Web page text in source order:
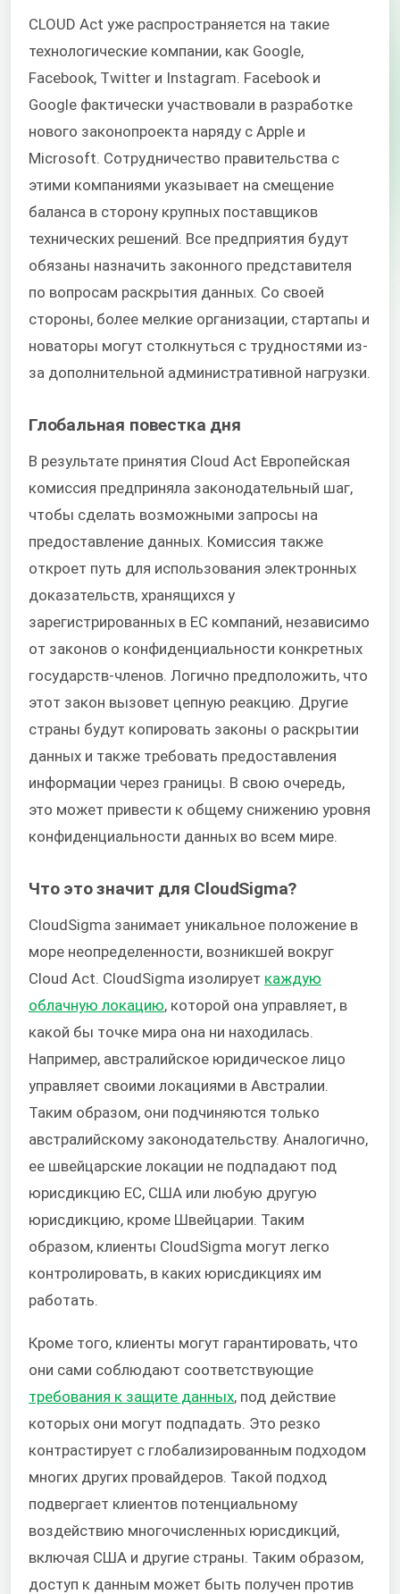
CLOUD Act уже распространяется на такие
технологические компании, как Google,
Facebook, Twitter и Instagram. Facebook и
Google фактически участвовали в разработке
нового законопроекта наряду с Apple и
Microsoft. Сотрудничество правительства с
этими компаниями указывает на смещение
баланса в сторону крупных поставщиков
технических решений. Все предприятия будут
обязаны назначить законного представителя
по вопросам раскрытия данных. Со своей
стороны, более мелкие организации, стартапы и
новаторы могут столкнуться с трудностями из-
за дополнительной административной нагрузки.
Глобальная повестка дня
В результате принятия Cloud Act Европейская
комиссия предприняла законодательный шаг,
чтобы сделать возможными запросы на
предоставление данных. Комиссия также
откроет путь для использования электронных
доказательств, хранящихся у
зарегистрированных в ЕС компаний, независимо
от законов о конфиденциальности конкретных
государств-членов. Логично предположить, что
этот закон вызовет цепную реакцию. Другие
страны будут копировать законы о раскрытии
данных и также требовать предоставления
информации через границы. В свою очередь,
это может привести к общему снижению уровня
конфиденциальности данных во всем мире.
Что это значит для CloudSigma?
CloudSigma занимает уникальное положение в
море неопределенности, возникшей вокруг
Cloud Act. CloudSigma изолирует каждую
облачную локацию, которой она управляет, в
какой бы точке мира она ни находилась.
Например, австралийское юридическое лицо
управляет своими локациями в Австралии.
Таким образом, они подчиняются только
австралийскому законодательству. Аналогично,
ее швейцарские локации не подпадают под
юрисдикцию ЕС, США или любую другую
юрисдикцию, кроме Швейцарии. Таким
образом, клиенты CloudSigma могут легко
контролировать, в каких юрисдикциях им
работать.
Кроме того, клиенты могут гарантировать, что
они сами соблюдают соответствующие
требования к защите данных, под действие
которых они могут подпадать. Это резко
контрастирует с глобализированным подходом
многих других провайдеров. Такой подход
подвергает клиентов потенциальному
воздействию многочисленных юрисдикций,
включая США и другие страны. Таким образом,
доступ к данным может быть получен против